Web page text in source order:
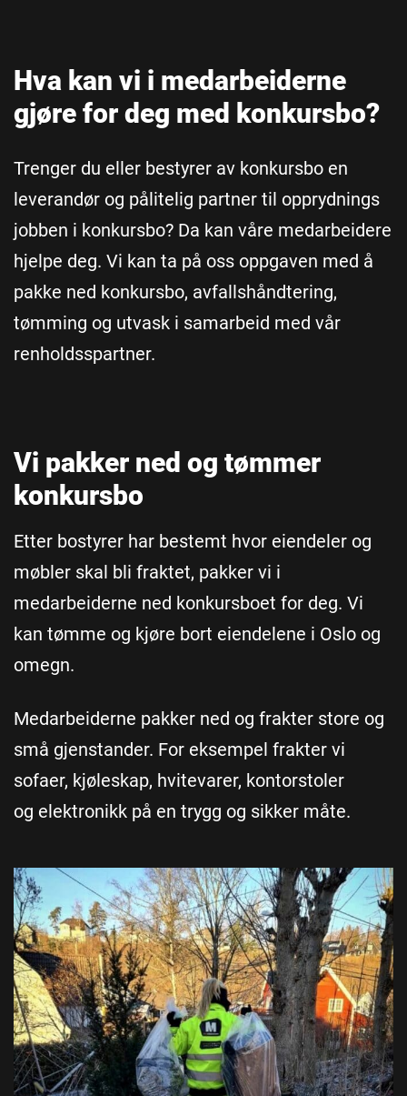
Hva kan vi i medarbeiderne
gjøre for deg med konkursbo?
Trenger du eller bestyrer av konkursbo en
leverandør og pålitelig partner til opprydnings
jobben i konkursbo? Da kan våre medarbeidere
hjelpe deg. Vi kan ta på oss oppgaven med å
pakke ned konkursbo, avfallshåndtering,
tømming og utvask i samarbeid med vår
renholdsspartner.
Vi pakker ned og tømmer
konkursbo
Etter bostyrer har bestemt hvor eiendeler og
møbler skal bli fraktet, pakker vi i
medarbeiderne ned konkursboet for deg. Vi
kan tømme og kjøre bort eiendelene i Oslo og
omegn.
Medarbeiderne pakker ned og frakter store og
små gjenstander. For eksempel frakter vi
sofaer, kjøleskap, hvitevarer, kontorstoler
og elektronikk på en trygg og sikker måte.